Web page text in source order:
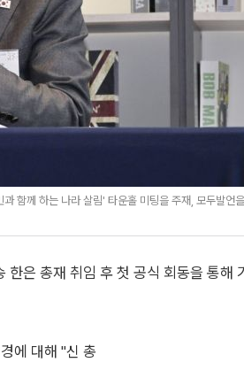
함께 하는 나라 살림' 타운홀 미팅을 주재, 모두발언
은 총재 취임 후 첫 공식 회동을 통해
에 대해 "신 총